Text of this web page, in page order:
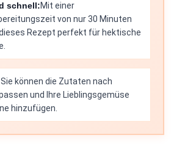
schnell:Mit einer
von nur 30 Minuten
Rezept perfekt für hektische
Sie können die Zutaten nach
und Ihre Lieblingsgemüse
hinzufügen.